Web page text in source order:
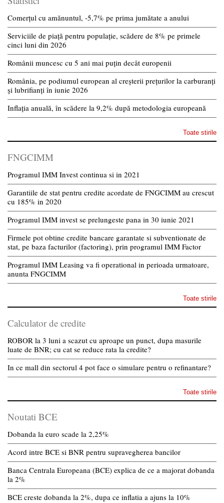
Comerțul cu amănuntul, -5,7% pe prima jumătate a anului
Serviciile de piață pentru populație, scădere de 8% pe primele
cinci luni din 2026
Românii muncesc cu 5 ani mai puțin decât europenii
România, pe podiumul european al creșterii prețurilor la carburanți
și lubrifianți în iunie 2026
Inflația anuală, în scădere la 9,2% după metodologia europeană
Toate stirile
FNGCIMM
Programul IMM Invest continua si in 2021
Garantiile de stat pentru credite acordate de FNGCIMM au crescut
cu 185% in 2020
Programul IMM invest se prelungeste pana in 30 iunie 2021
Firmele pot obtine credite bancare garantate si subventionate de
stat, pe baza facturilor (factoring), prin programul IMM Factor
Programul IMM Leasing va fi operational in perioada urmatoare,
anunta FNGCIMM
Toate stirile
Calculator de credite
ROBOR la 3 luni a scazut cu aproape un punct, dupa masurile
luate de BNR; cu cat se reduce rata la credite?
In ce mall din sectorul 4 pot face o simulare pentru o refinantare?
Toate stirile
Noutati BCE
Dobanda la euro scade la 2,25%
Acord intre BCE si BNR pentru supravegherea bancilor
Banca Centrala Europeana (BCE) explica de ce a majorat dobanda
la 2%
BCE creste dobanda la 2%, dupa ce inflatia a ajuns la 10%